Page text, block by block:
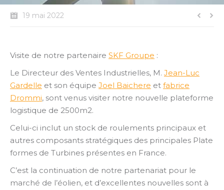
19 mai 2022
Visite de notre partenaire SKF Groupe :
Le Directeur des Ventes Industrielles, M. Jean-Luc
Gardelle et son équipe Joel Baichere et fabrice
Drommi, sont venus visiter notre nouvelle plateforme
logistique de 2500m2.
Celui-ci inclut un stock de roulements principaux et
autres composants stratégiques des principales Plate
formes de Turbines présentes en France.
C’est la continuation de notre partenariat pour le
marché de l’éolien, et d’excellentes nouvelles sont à